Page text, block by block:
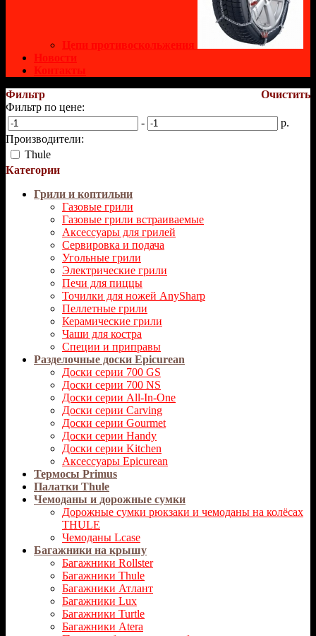
Цепи противоскольжения
Новости
Контакты
Фильтр
Очистить
Фильтр по цене:
-
р.
Производители:
Thule
Категории
Грили и коптильни
Газовые грили
Газовые грили встраиваемые
Аксессуары для грилей
Сервировка и подача
Угольные грили
Электрические грили
Печи для пиццы
Точилки для ножей AnySharp
Пеллетные грили
Керамические грили
Чаши для костра
Специи и приправы
Разделочные доски Epicurean
Доски серии 700 GS
Доски серии 700 NS
Доски серии All-In-One
Доски серии Carving
Доски серии Gourmet
Доски серии Handy
Доски серии Kitchen
Аксессуары Epicurean
Термосы Primus
Палатки Thule
Чемоданы и дорожные сумки
Дорожные сумки рюкзаки и чемоданы на колёсах
THULE
Чемоданы Lcase
Багажники на крышу
Багажники Rollster
Багажники Thule
Багажники Атлант
Багажники Lux
Багажники Turtle
Багажники Atera